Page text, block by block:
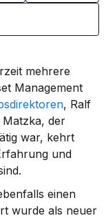
mehrere
Management
, Ralf
der
war, kehrt
und
einen
wurde als neuer